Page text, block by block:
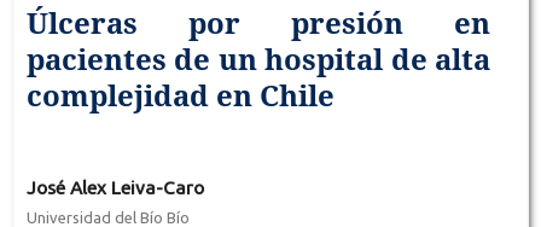
Úlceras por presión en
pacientes de un hospital de alta
complejidad en Chile
José Alex Leiva-Caro
Universidad del Bío Bío